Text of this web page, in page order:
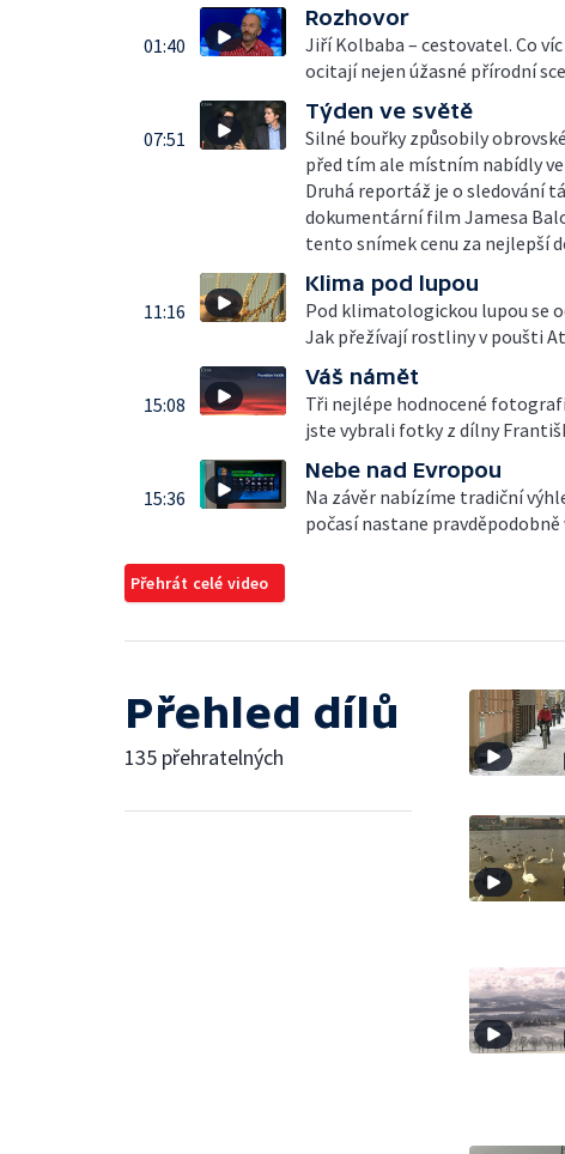
01:40
Rozhovor
Jiří Kolbaba – cestovatel. Co
ocitají nejen úžasné přírodní
07:51
Týden ve světě
Silné bouřky způsobily
před tím ale místním nabídly
Druhá reportáž je o sledování
dokumentární film Jamesa
tento snímek cenu za nejlepší
11:16
Klima pod lupou
Pod klimatologickou lupou se
Jak přežívají rostliny v poušti
15:08
Váš námět
Tři nejlépe hodnocené
jste vybrali fotky z dílny
15:36
Nebe nad Evropou
Na závěr nabízíme tradiční
počasí nastane
Přehrát celé video
Přehled dílů
135 přehratelných